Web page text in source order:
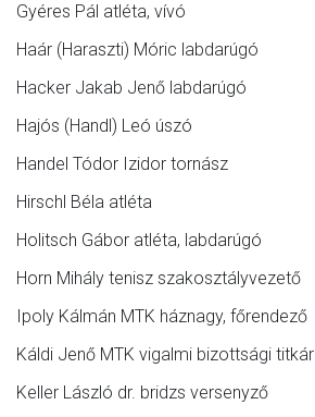
Gyéres Pál atléta, vívó
Haár (Haraszti) Móric labdarúgó
Hacker Jakab Jenő labdarúgó
Hajós (Handl) Leó úszó
Handel Tódor Izidor tornász
Hirschl Béla atléta
Holitsch Gábor atléta, labdarúgó
Horn Mihály tenisz szakosztályvezető
Ipoly Kálmán MTK háznagy, főrendező
Káldi Jenő MTK vigalmi bizottsági titkár
Keller László dr. bridzs versenyző